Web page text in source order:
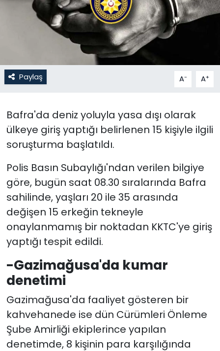
Paylaş A- A+
Bafra'da deniz yoluyla yasa dışı olarak
ülkeye giriş yaptığı belirlenen 15 kişiyle ilgili
soruşturma başlatıldı.
Polis Basın Subaylığı'ndan verilen bilgiye
göre, bugün saat 08.30 sıralarında Bafra
sahilinde, yaşları 20 ile 35 arasında
değişen 15 erkeğin tekneyle
onaylanmamış bir noktadan KKTC'ye giriş
yaptığı tespit edildi.
-Gazimağusa'da kumar
denetimi
Gazimağusa'da faaliyet gösteren bir
kahvehanede ise dün Cürümleri Önleme
Şube Amirliği ekiplerince yapılan
denetimde, 8 kişinin para karşılığında
Kültür Sanat
Magazin
Nöbetçi Eczaneler
Otomobil Dünyası
Politika
Spor
Teknoloji
TÜRKiYE
Video Galeri
YAŞAM
Yazarlar